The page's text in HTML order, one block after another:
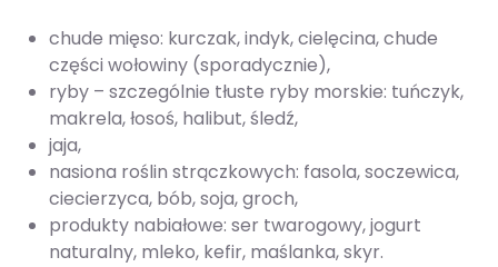
chude mięso: kurczak, indyk, cielęcina, chude
części wołowiny (sporadycznie),
ryby – szczególnie tłuste ryby morskie: tuńczyk,
makrela, łosoś, halibut, śledź,
jaja,
nasiona roślin strączkowych: fasola, soczewica,
ciecierzyca, bób, soja, groch,
produkty nabiałowe: ser twarogowy, jogurt
naturalny, mleko, kefir, maślanka, skyr.